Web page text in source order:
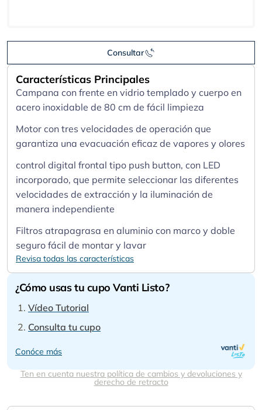
Consultar
Características Principales
Campana con frente en vidrio templado y cuerpo en
acero inoxidable de 80 cm de fácil limpieza
Motor con tres velocidades de operación que
garantiza una evacuación eficaz de vapores y olores
control digital frontal tipo push button, con LED
incorporado, que permite seleccionar las diferentes
velocidades de extracción y la iluminación de
manera independiente
Filtros atrapagrasa en aluminio con marco y doble
seguro fácil de montar y lavar
Revisa todas las características
¿Cómo usas tu cupo Vanti Listo?
Vídeo Tutorial
Consulta tu cupo
Conóce más
Ten en cuenta nuestra política de cambios y devoluciones y
derecho de retracto